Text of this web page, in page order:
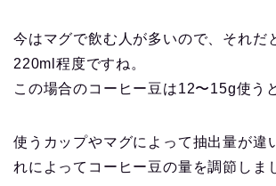
今はマグで飲む人が多いので、それだ
220ml程度ですね。
この場合のコーヒー豆は12〜15g使う
使うカップやマグによって抽出量が違
れによってコーヒー豆の量を調節しま